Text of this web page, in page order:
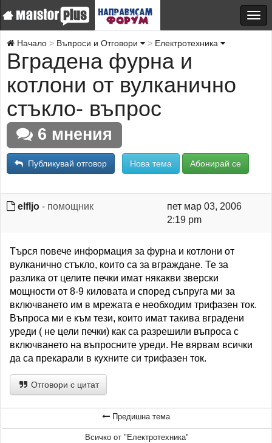
Начало Въпроси и Отговори Електротехника
Вградена фурна и
котлони от вулканично
стъкло- въпрос
6 мнения
Публикувай отговор Нова тема Абонирай се
elfljo - помощник
пет мар 03, 2006
2:19 pm
Търся повече информация за фурна и котлони от
вулканично стъкло, които са за вграждане. Те за
разлика от целите печки имат някакви зверски
мощности от 8-9 киловата и според съпруга ми за
включването им в мрежата е необходим трифазен ток.
Въпроса ми е към тези, които имат такива вградени
уреди ( не цели печки) как са разрешили въпроса с
включването на въпросните уреди. Не вярвам всички
да са прекарали в кухните си трифазен ток.
Отговори с цитат
Предишна тема
Всичко от "Електротехника"